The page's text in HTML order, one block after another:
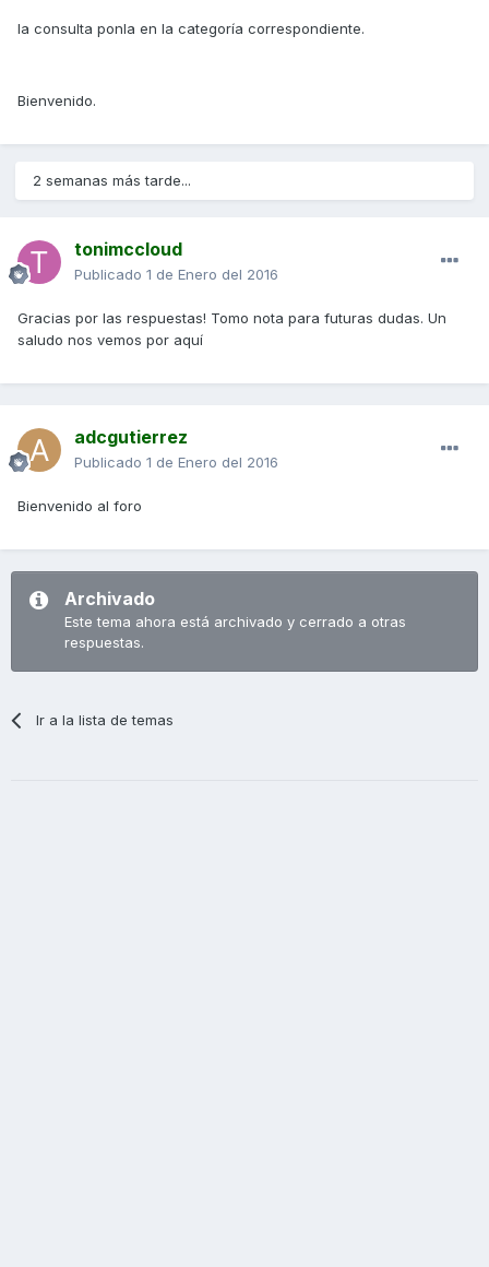
la consulta ponla en la categoría correspondiente.
Bienvenido.
2 semanas más tarde...
tonimccloud
Publicado 1 de Enero del 2016
Gracias por las respuestas! Tomo nota para futuras dudas. Un
saludo nos vemos por aquí
adcgutierrez
Publicado 1 de Enero del 2016
Bienvenido al foro
Archivado
Este tema ahora está archivado y cerrado a otras
respuestas.
Ir a la lista de temas